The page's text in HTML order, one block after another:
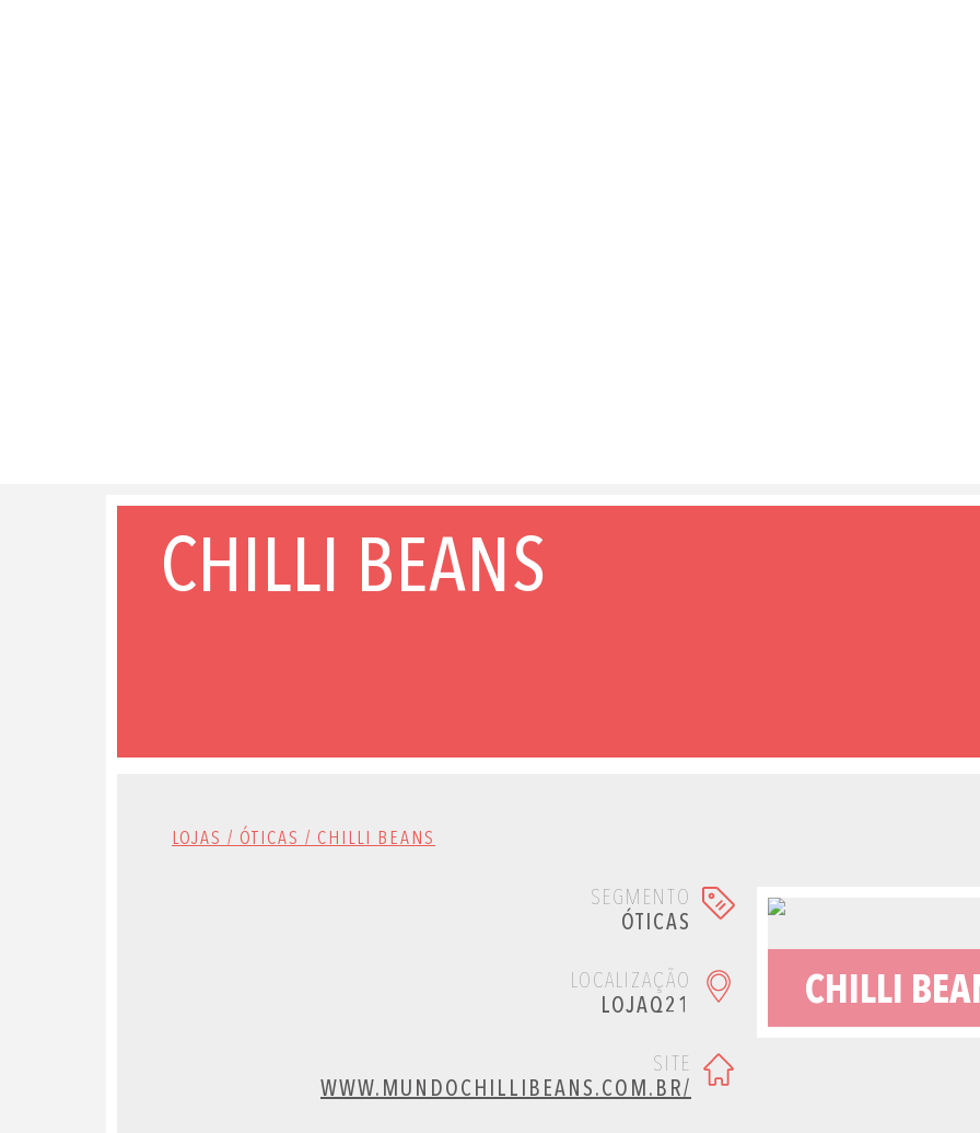
CHILLI BEANS
LOJAS / ÓTICAS / CHILLI BEANS
SEGMENTO
ÓTICAS
LOCALIZAÇÃO
LOJAQ21
SITE
WWW.MUNDOCHILLIBEANS.COM.BR/
CHILLI